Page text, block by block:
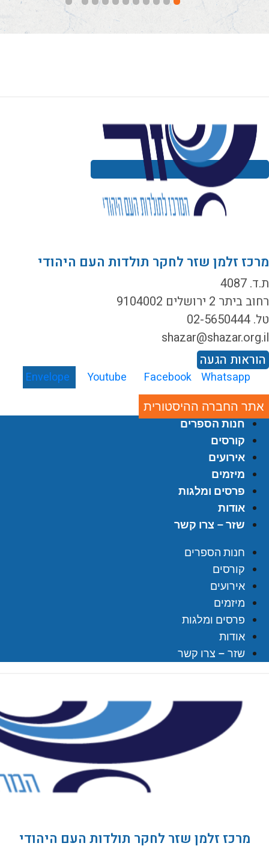
זלמן שזר לחקר תולדות העם היהודי
4087
ביתר 2 ירושלים 9104002
הגעה
Envelope Youtube Facebook Whatsapp
אתר החברה ההיסטורית
חנות הספרים
קורסים
אירועים
מיזמים
פרסים ומלגות
אודות
שזר – צרו קשר
חנות הספרים
קורסים
אירועים
מיזמים
פרסים ומלגות
אודות
שזר – צרו קשר
מרכז זלמן שזר לחקר תולדות העם היהודי